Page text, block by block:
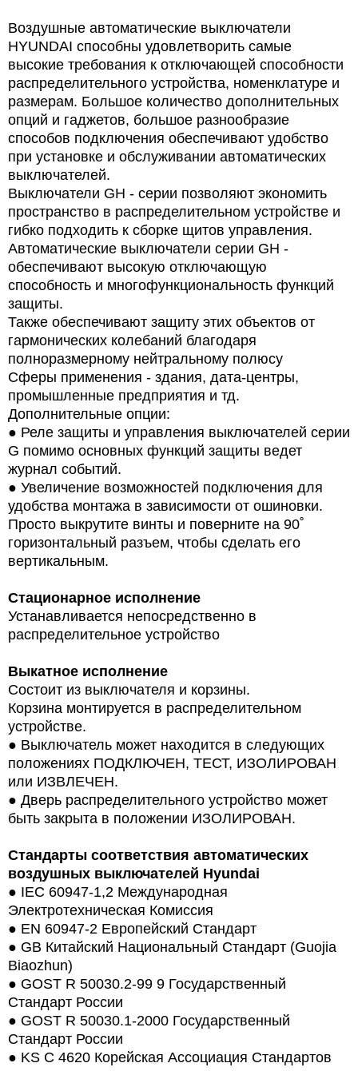
Воздушные автоматические выключатели
HYUNDAI способны удовлетворить самые
высокие требования к отключающей способности
распределительного устройства, номенклатуре и
размерам. Большое количество дополнительных
опций и гаджетов, большое разнообразие
способов подключения обеспечивают удобство
при установке и обслуживании автоматических
выключателей.
Выключатели GН - серии позволяют экономить
пространство в распределительном устройстве и
гибко подходить к сборке щитов управления.
Автоматические выключатели серии GН -
обеспечивают высокую отключающую
способность и многофункциональность функций
защиты.
Также обеспечивают защиту этих объектов от
гармонических колебаний благодаря
полноразмерному нейтральному полюсу
Сферы применения - здания, дата-центры,
промышленные предприятия и тд.
Дополнительные опции:
● Реле защиты и управления выключателей серии
G помимо основных функций защиты ведет
журнал событий.
● Увеличение возможностей подключения для
удобства монтажа в зависимости от ошиновки.
Просто выкрутите винты и поверните на 90˚
горизонтальный разъем, чтобы сделать его
вертикальным.
Стационарное исполнение
Устанавливается непосредственно в
распределительное устройство
Выкатное исполнение
Состоит из выключателя и корзины.
Корзина монтируется в распределительном
устройстве.
● Выключатель может находится в следующих
положениях ПОДКЛЮЧЕН, ТЕСТ, ИЗОЛИРОВАН
или ИЗВЛЕЧЕН.
● Дверь распределительного устройство может
быть закрыта в положении ИЗОЛИРОВАН.
Стандарты соответствия автоматических
воздушных выключателей Hyundai
● IEC 60947-1,2 Международная
Электротехническая Комиссия
● EN 60947-2 Европейский Стандарт
● GB Китайский Национальный Стандарт (Guojia
Biaozhun)
● GOST R 50030.2-99 9 Государственный
Стандарт России
● GOST R 50030.1-2000 Государственный
Стандарт России
● KS C 4620 Корейская Ассоциация Стандартов